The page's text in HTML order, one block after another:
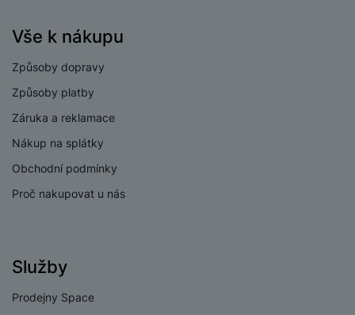
Vše k nákupu
Způsoby dopravy
Způsoby platby
Záruka a reklamace
Nákup na splátky
Obchodní podmínky
Proč nakupovat u nás
Služby
Prodejny Space